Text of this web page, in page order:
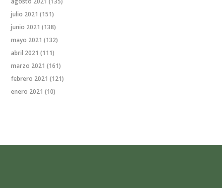
julio 2021 (151)
junio 2021 (138)
mayo 2021 (132)
abril 2021 (111)
marzo 2021 (161)
febrero 2021 (121)
enero 2021 (10)